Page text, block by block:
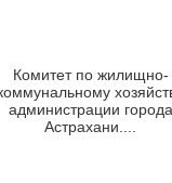
Комитет по жилищно-
администрации города
Астрахани....